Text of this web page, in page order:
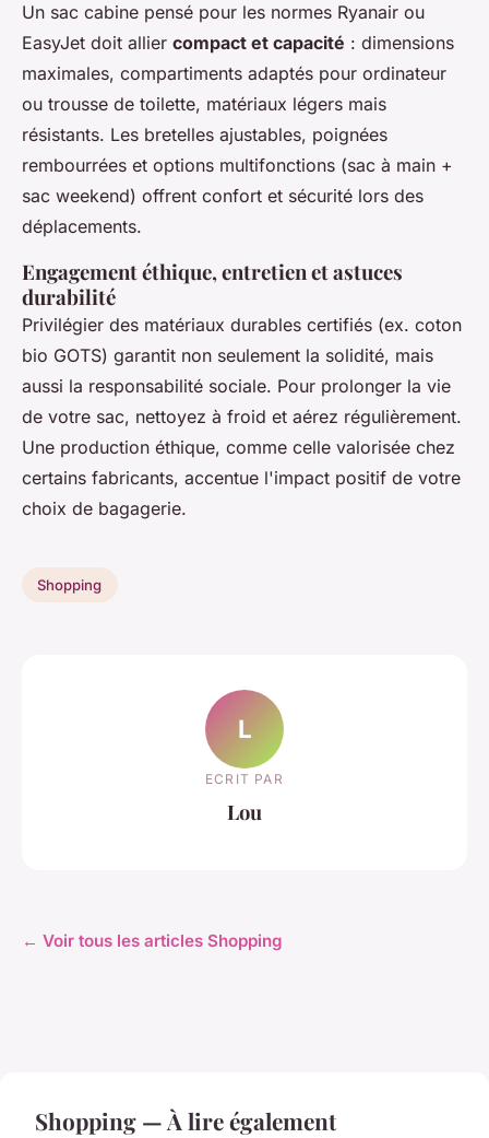
Un sac cabine pensé pour les normes Ryanair ou
EasyJet doit allier compact et capacité : dimensions
maximales, compartiments adaptés pour ordinateur
ou trousse de toilette, matériaux légers mais
résistants. Les bretelles ajustables, poignées
rembourrées et options multifonctions (sac à main +
sac weekend) offrent confort et sécurité lors des
déplacements.
Engagement éthique, entretien et astuces
durabilité
Privilégier des matériaux durables certifiés (ex. coton
bio GOTS) garantit non seulement la solidité, mais
aussi la responsabilité sociale. Pour prolonger la vie
de votre sac, nettoyez à froid et aérez régulièrement.
Une production éthique, comme celle valorisée chez
certains fabricants, accentue l'impact positif de votre
choix de bagagerie.
Shopping
L
ECRIT PAR
Lou
← Voir tous les articles Shopping
Shopping — À lire également